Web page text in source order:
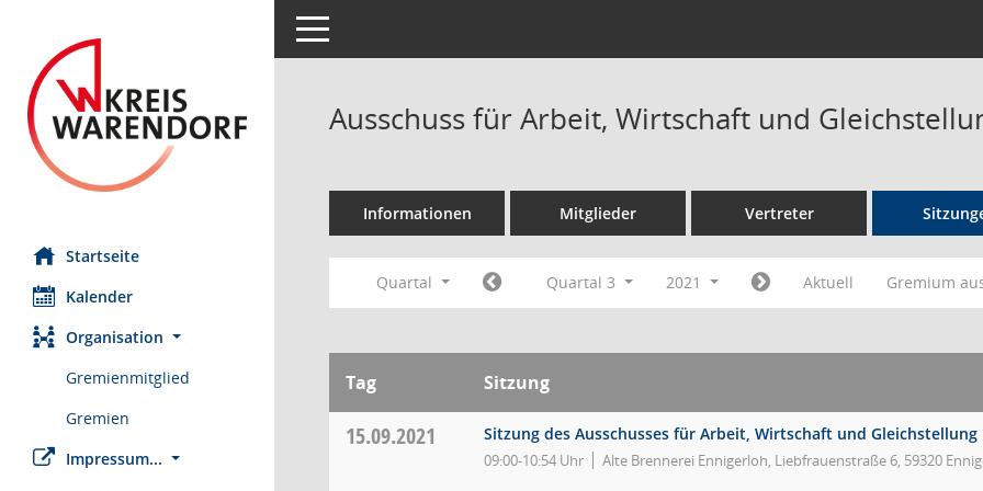
Startseite
Kalender
Organisation
Gremienmitglied
Gremien
Impressum...
Toggle navigation
Ausschuss für Arbeit, Wirtschaft und
Informationen Mitglieder Vertreter
Quartal Quartal 3 2021 Aktuell Gremium
Tag Sitzung
15.09.2021 Sitzung des Ausschusses für Arbeit, Wirtschaft und Gleichstellung
09:00-10:54 Uhr Alte Brennerei Ennigerloh, Liebfrauenstraße 6, 59320